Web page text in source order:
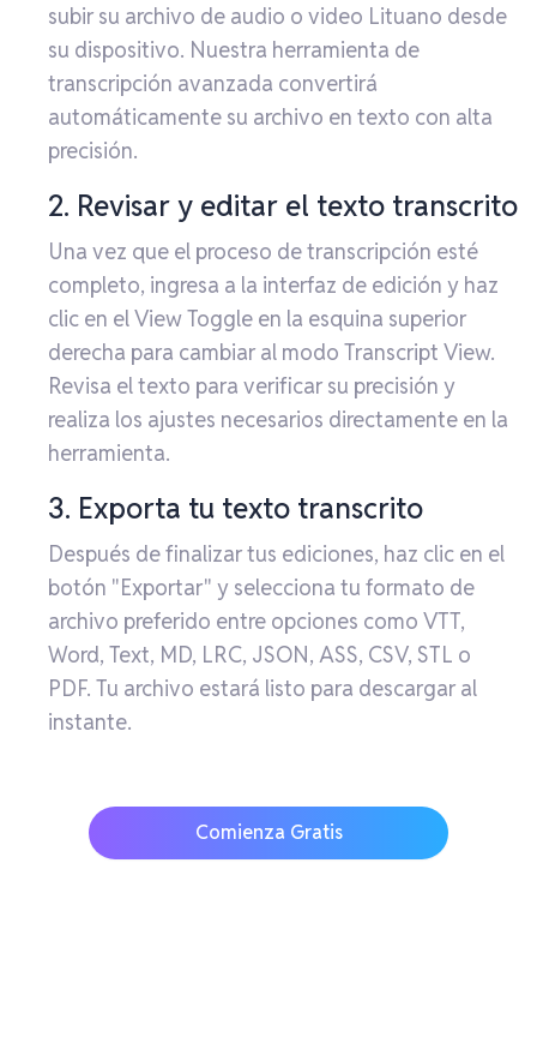
subir su archivo de audio o video Lituano desde
su dispositivo. Nuestra herramienta de
transcripción avanzada convertirá
automáticamente su archivo en texto con alta
precisión.
2. Revisar y editar el texto transcrito
Una vez que el proceso de transcripción esté
completo, ingresa a la interfaz de edición y haz
clic en el View Toggle en la esquina superior
derecha para cambiar al modo Transcript View.
Revisa el texto para verificar su precisión y
realiza los ajustes necesarios directamente en la
herramienta.
3. Exporta tu texto transcrito
Después de finalizar tus ediciones, haz clic en el
botón "Exportar" y selecciona tu formato de
archivo preferido entre opciones como VTT,
Word, Text, MD, LRC, JSON, ASS, CSV, STL o
PDF. Tu archivo estará listo para descargar al
instante.
Comienza Gratis